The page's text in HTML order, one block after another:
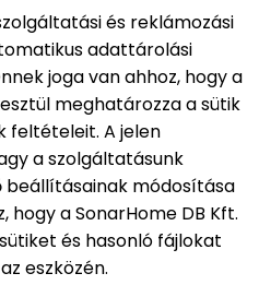
és reklámozási
adattárolási
joga van ahhoz, hogy a
meghatározza a sütik
feltételeit. A jelen
a szolgáltatásunk
beállításainak módosítása
hogy a SonarHome DB Kft.
és hasonló fájlokat
eszközén.